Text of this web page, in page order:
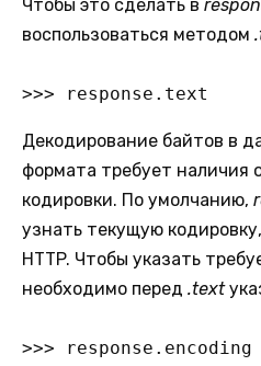
Чтобы это сделать в
воспользоваться методом
>>> response.text
Декодирование байтов в
формата требует наличия
кодировки. По умолчанию,
узнать текущую
HTTP. Чтобы указать
необходимо перед .text
>>>